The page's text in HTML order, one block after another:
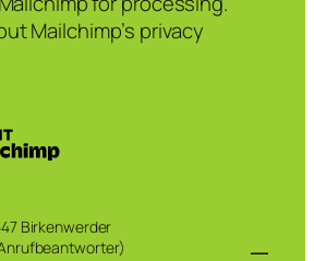
Mailchimp’s privacy
Birkenwerder